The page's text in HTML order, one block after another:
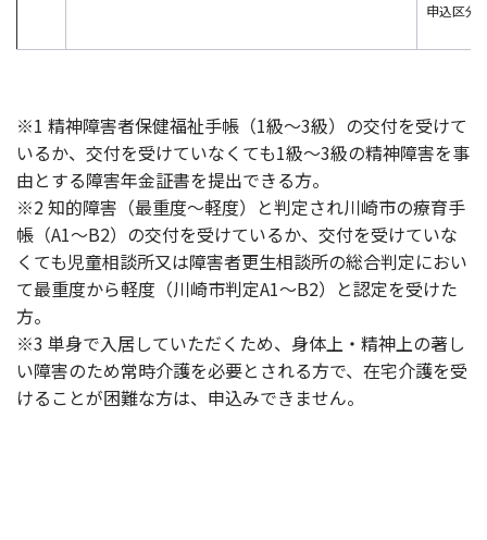
申込区分
※1 精神障害者保健福祉手帳（1級～3級）の交付を受けて
いるか、交付を受けていなくても1級～3級の精神障害を事
由とする障害年金証書を提出できる方。
※2 知的障害（最重度～軽度）と判定され川崎市の療育手
帳（A1～B2）の交付を受けているか、交付を受けていな
くても児童相談所又は障害者更生相談所の総合判定におい
て最重度から軽度（川崎市判定A1～B2）と認定を受けた
方。
※3 単身で入居していただくため、身体上・精神上の著し
い障害のため常時介護を必要とされる方で、在宅介護を受
けることが困難な方は、申込みできません。